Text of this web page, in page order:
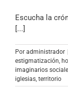
Escucha la
[...]
Por administrador
estigmatización
imaginarios
iglesias territorio